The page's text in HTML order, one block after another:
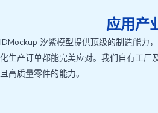
应用产
IDMockup 汐紫模型提供顶级的制造能力
化生产订单都能完美应对。我们自有工厂
且高质量零件的能力。